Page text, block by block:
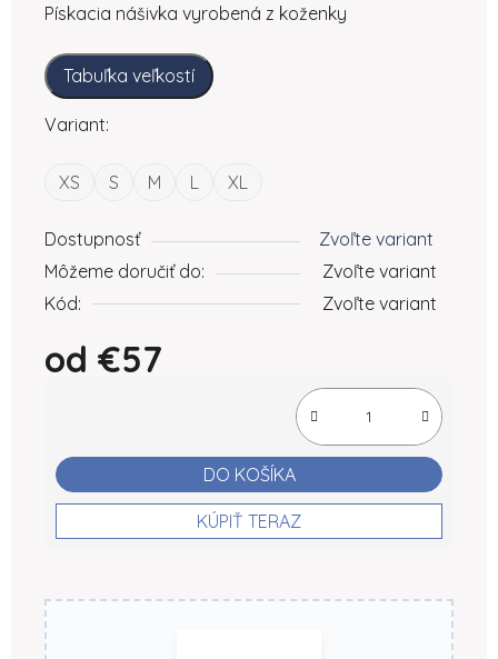
Pískacia nášivka vyrobená z koženky
Tabuľka veľkostí
Variant:
XS S M L XL
Dostupnosť
Zvoľte variant
Môžeme doručiť do:
Zvoľte variant
Kód:
Zvoľte variant
od €57
DO KOŠÍKA
KÚPIŤ TERAZ